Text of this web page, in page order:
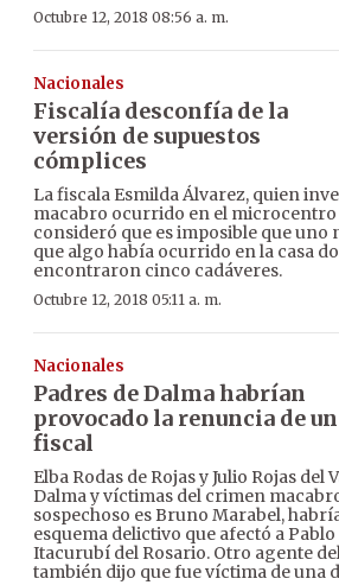
Octubre 12, 2018 08:56 a. m.
Nacionales
Fiscalía desconfía de la
versión de supuestos
cómplices
La fiscala Esmilda Álvarez, quien
macabro ocurrido en el microcentro
consideró que es imposible que uno
que algo había ocurrido en la casa
encontraron cinco cadáveres.
Octubre 12, 2018 05:11 a. m.
Nacionales
Padres de Dalma habrían
provocado la renuncia de un
fiscal
Elba Rodas de Rojas y Julio Rojas del
Dalma y víctimas del crimen
sospechoso es Bruno Marabel,
esquema delictivo que afectó a
Itacurubí del Rosario. Otro agente
también dijo que fue víctima de una